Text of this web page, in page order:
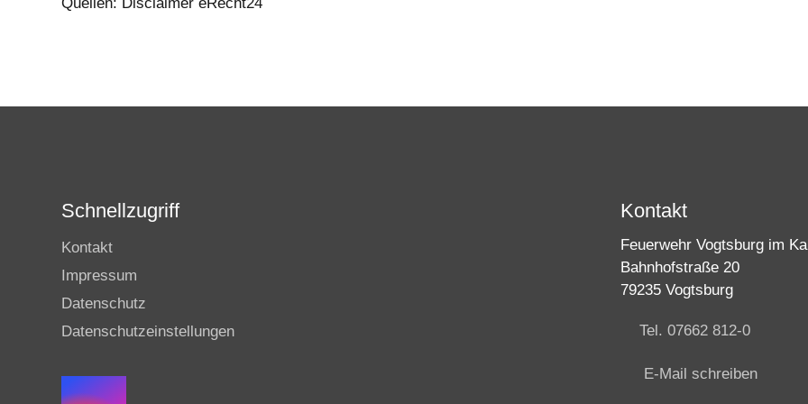
Quellen: Disclaimer eRecht24
Schnellzugriff
Kontakt
Impressum
Datenschutz
Datenschutzeinstellungen
Kontakt
Feuerwehr Vogtsburg im
Bahnhofstraße 20
79235 Vogtsburg
Tel. 07662 812-0
E-Mail schreiben